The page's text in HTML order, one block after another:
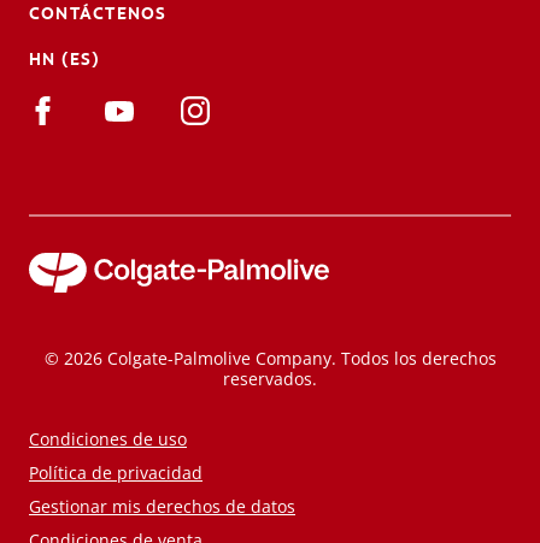
CONTÁCTENOS
HN (ES)
© 2026 Colgate-Palmolive Company. Todos los derechos
reservados.
Condiciones de uso
Política de privacidad
Gestionar mis derechos de datos